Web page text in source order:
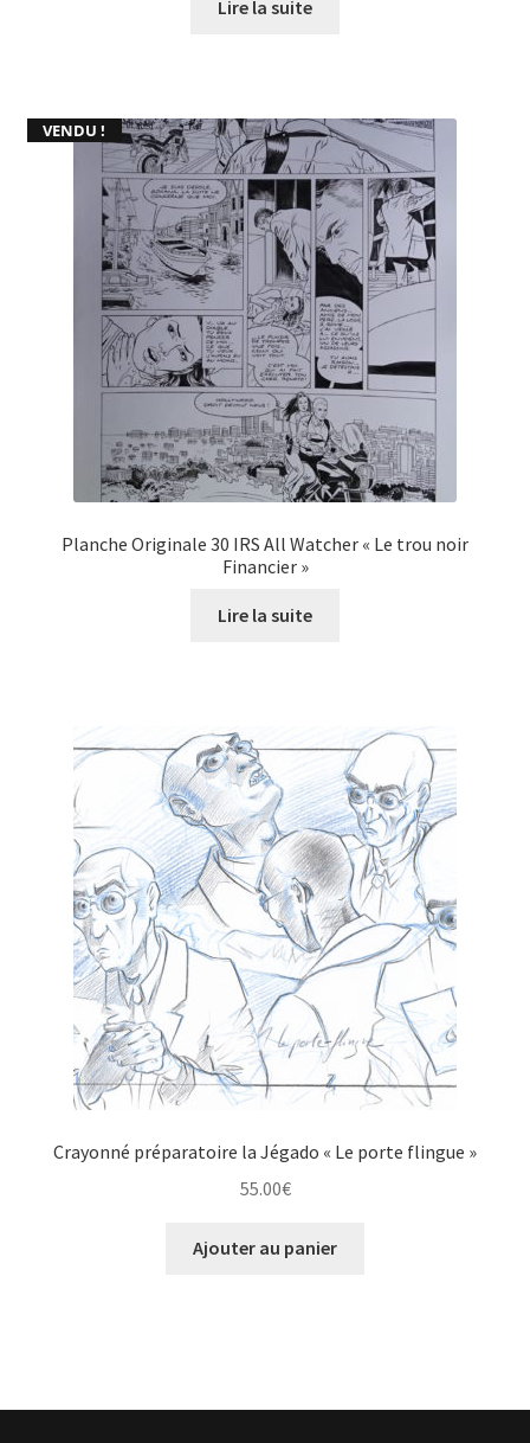
Lire la suite
VENDU !
Planche Originale 30 IRS All Watcher « Le trou noir
Financier »
Lire la suite
Crayonné préparatoire la Jégado « Le porte flingue »
55.00€
Ajouter au panier